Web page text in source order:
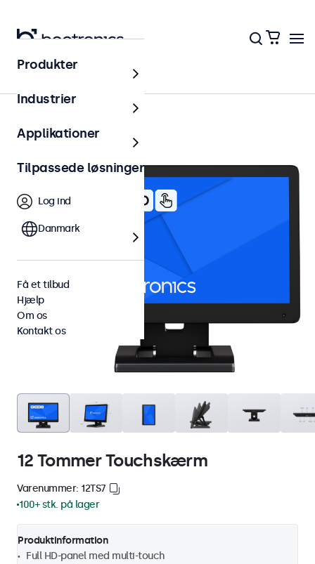
12 Tommer Touchskærm
Varenummer: 12TS7
100+ stk. på lager
Produktinformation
Full HD-panel med multi-touch
Produkter
Industrier
Applikationer
Tilpassede løsninger
Log ind
Danmark
Få et tilbud
Hjælp
Om os
Kontakt os